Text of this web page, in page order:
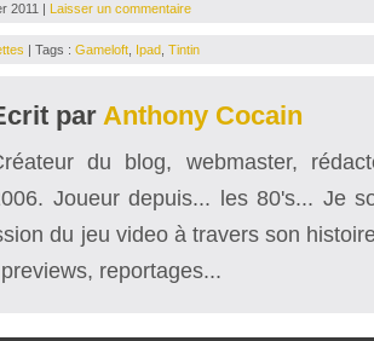
2011 | Laisser un commentaire
| Tags : Gameloft Ipad Tintin
par Anthony Cocain
du blog, webmaster,
Joueur depuis... les 80's... Je
du jeu video à travers son
reportages...